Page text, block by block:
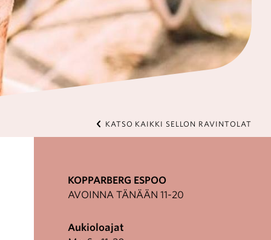
KATSO KAIKKI SELLON RAVINTOLAT
KOPPARBERG ESPOO
AVOINNA TÄNÄÄN 11-20
Aukioloajat